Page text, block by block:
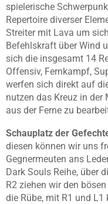
spielerische
Repertoire diverser
Streiter mit Lava um
Befehlskraft über Wind
sich die insgesamt 14
Offensiv, Fernkampf,
werfen sich direkt auf
nutzen das Kreuz in der
aus der Ferne zu
Schauplatz der
diesen können wir uns
Gegnermeuten ans
Dark Souls Reihe, über
R2 ziehen wir den
die Rübe, mit R1 und